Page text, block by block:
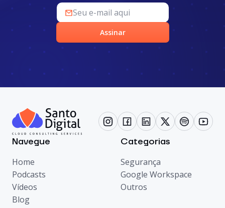
Assinar
Navegue
Home
Podcasts
Vídeos
Blog
Categorias
Segurança
Google Workspace
Outros